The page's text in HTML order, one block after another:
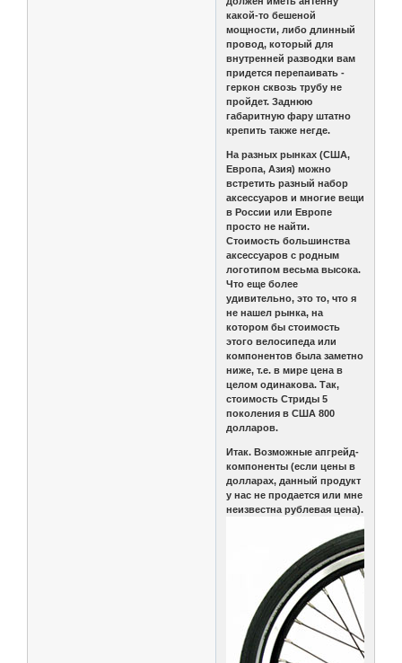
какой-то бешеной
мощности, либо длинный
провод, который для
внутренней разводки вам
придется перепаивать -
геркон сквозь трубу не
пройдет. Заднюю
габаритную фару штатно
крепить также негде.
На разных рынках (США,
Европа, Азия) можно
встретить разный набор
аксессуаров и многие вещи
в России или Европе
просто не найти.
Стоимость большинства
аксессуаров с родным
логотипом весьма высока.
Что еще более
удивительно, это то, что я
не нашел рынка, на
котором бы стоимость
этого велосипеда или
компонентов была заметно
ниже, т.е. в мире цена в
целом одинакова. Так,
стоимость Стриды 5
поколения в США 800
долларов.
Итак. Возможные апгрейд-
компоненты (если цены в
долларах, данный продукт
у нас не продается или мне
неизвестна рублевая цена).